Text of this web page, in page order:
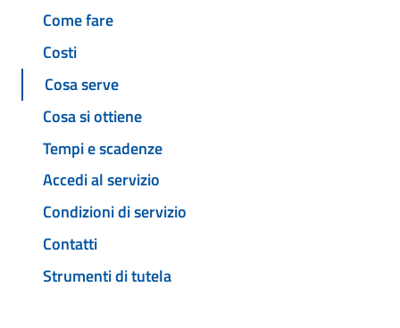
Come fare
Costi
Cosa serve
Cosa si ottiene
Tempi e scadenze
Accedi al servizio
Condizioni di servizio
Contatti
Strumenti di tutela